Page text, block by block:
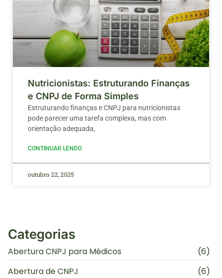
Nutricionistas: Estruturando Finanças
e CNPJ de Forma Simples
Estruturando finanças e CNPJ para nutricionistas
pode parecer uma tarefa complexa, mas com
orientação adequada,
CONTINUAR LENDO
outubro 22, 2025
Categorias
Abertura CNPJ para Médicos
(6)
Abertura de CNPJ
(6)